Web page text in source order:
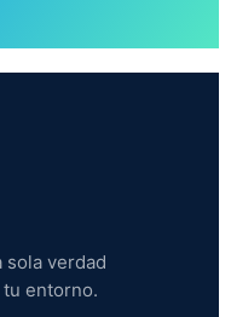
sola verdad
entorno.